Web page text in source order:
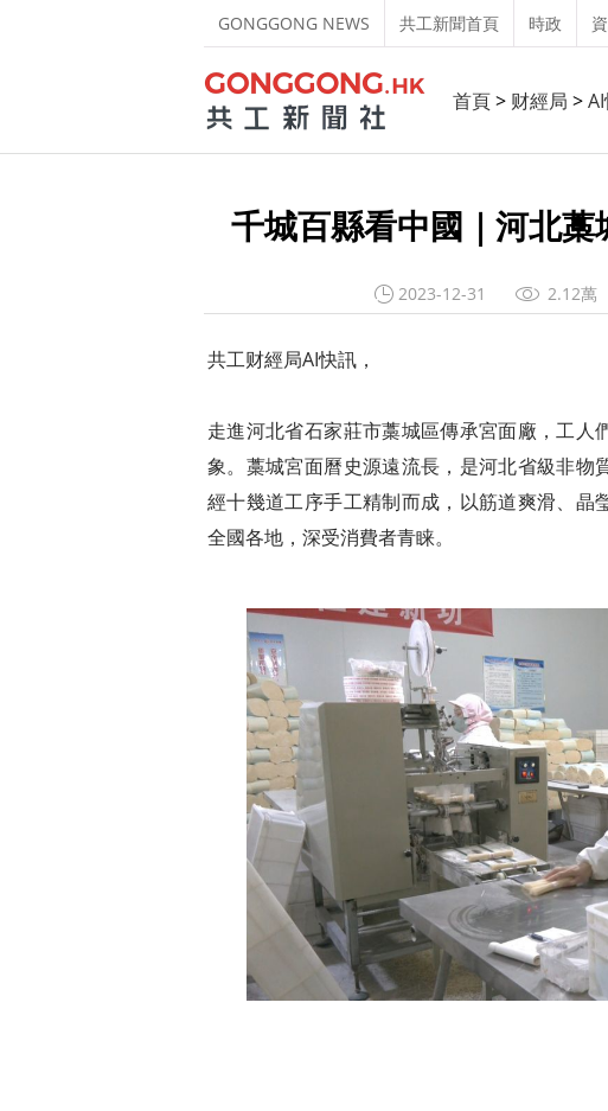
GONGGONG NEWS 共工新聞首頁 時政
首頁> 财經局 >
千城百縣看中國｜河北
2023-12-31 2.12萬
共工财經局AI快訊，
走進河北省石家莊市藁城區傳承宮面廠，工
象。藁城宮面曆史源遠流長，是河北省級非物
經十幾道工序手工精制而成，以筋道爽滑、
全國各地，深受消費者青睐。